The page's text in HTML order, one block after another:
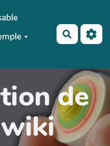
de